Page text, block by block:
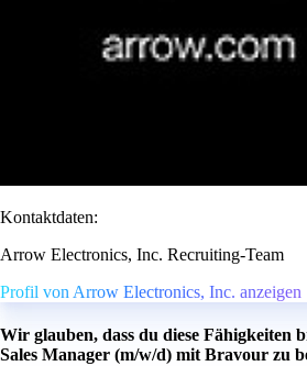
Kontaktdaten:
Arrow Electronics, Inc. Recruiting-Team
Profil von Arrow Electronics, Inc. anzeigen
Wir glauben, dass du diese Fähigkeiten
Sales Manager (m/w/d) mit Bravour zu